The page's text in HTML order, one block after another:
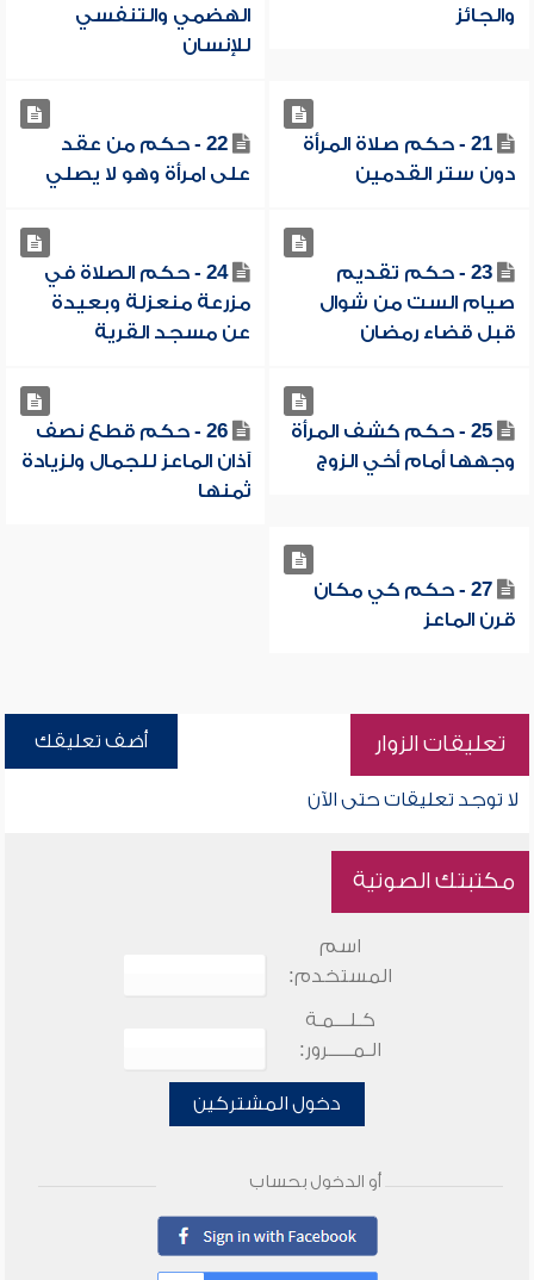
والجائز
الهضمي والتنفسي
للإنسان
21 - حكم صلاة المرأة
دون ستر القدمين
22 - حكم من عقد
على امرأة وهو لا يصلي
23 - حكم تقديم
صيام الست من شوال
قبل قضاء رمضان
24 - حكم الصلاة في
مزرعة منعزلة وبعيدة
عن مسجد القرية
25 - حكم كشف المرأة
وجهها أمام أخي الزوج
26 - حكم قطع نصف
آذان الماعز للجمال ولزيادة
ثمنها
27 - حكم كي مكان
قرن الماعز
تعليقات الزوار أضف تعليقك
لا توجد تعليقات حتى الآن
مكتبتك الصوتية
اسم
المستخدم:
كـلـــمـة
الـمـــــرور:
دخول المشتركين
أو الدخول بحساب